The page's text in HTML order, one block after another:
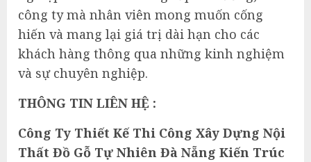
công ty mà nhân viên mong muốn cống
hiến và mang lại giá trị dài hạn cho các
khách hàng thông qua những kinh nghiệm
và sự chuyên nghiệp.
THÔNG TIN LIÊN HỆ :
Công Ty Thiết Kế Thi Công Xây Dựng Nội
Thất Đồ Gỗ Tự Nhiên Đà Nẵng Kiến Trúc